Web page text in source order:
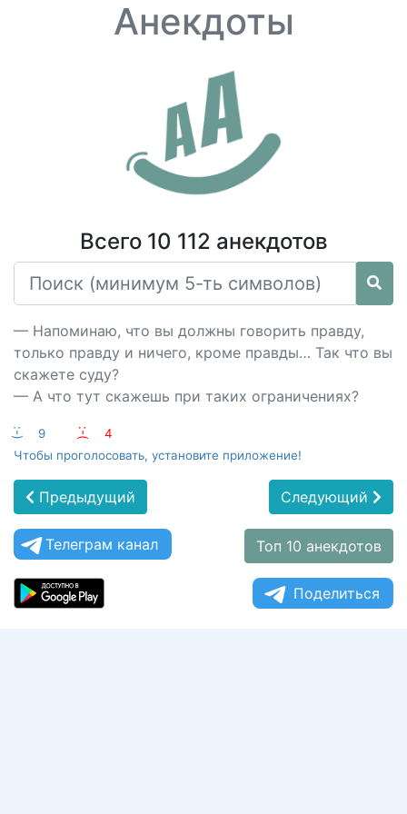
Анекдоты
Всего 10 112 анекдотов
— Напоминаю, что вы должны говорить правду,
только правду и ничего, кроме правды… Так что вы
скажете суду?
— А что тут скажешь при таких ограничениях?
:-) 9 :-(
4
Чтобы проголосовать, установите приложение!
Предыдущий Следующий
Телеграм канал Топ 10 анекдотов
Поделиться